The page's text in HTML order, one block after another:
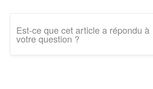
Est-ce que cet article a répondu à
votre question ?